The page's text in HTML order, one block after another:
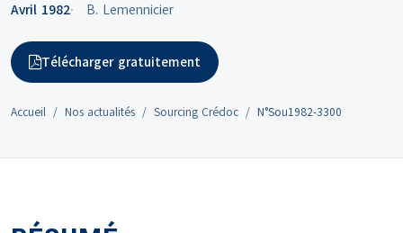
Avril 1982 B. Lemennicier
Télécharger gratuitement
Accueil Nos actualités Sourcing Crédoc N°Sou1982-3300